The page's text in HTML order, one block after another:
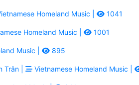
Homeland Music | 1041
Homeland Music | 1001
Music | 895
Trân | Vietnamese Homeland Music |